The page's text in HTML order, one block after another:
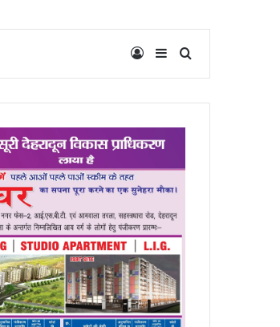
Log InSidebar